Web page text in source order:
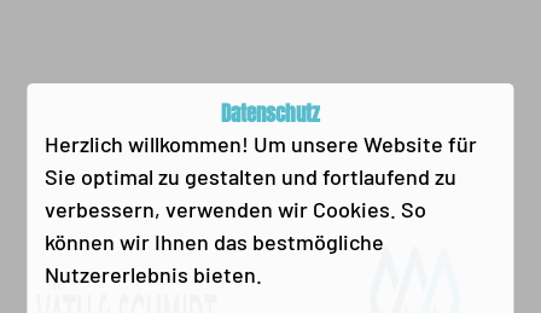
Datenschutz
Herzlich willkommen! Um unsere Website für
Sie optimal zu gestalten und fortlaufend zu
verbessern, verwenden wir Cookies. So
können wir Ihnen das bestmögliche
Nutzererlebnis bieten.